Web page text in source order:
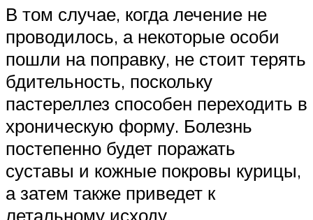
В том случае, когда лечение не
проводилось, а некоторые особи
пошли на поправку, не стоит терять
бдительность, поскольку
пастереллез способен переходить в
хроническую форму. Болезнь
постепенно будет поражать
суставы и кожные покровы курицы,
а затем также приведет к
летальному исходу.